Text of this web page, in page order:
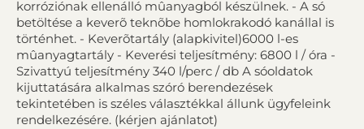
korróziónak ellenálló mûanyagból készülnek. - A só
betöltése a keverõ teknõbe homlokrakodó kanállal is
történhet. - Keverõtartály (alapkivitel)6000 l-es
mûanyagtartály - Keverési teljesítmény: 6800 l / óra -
Szivattyú teljesítmény 340 l/perc / db A sóoldatok
kijuttatására alkalmas szóró berendezések
tekintetében is széles választékkal állunk ügyfeleink
rendelkezésére. (kérjen ajánlatot)